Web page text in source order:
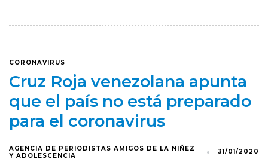
CORONAVIRUS
Cruz Roja venezolana apunta
que el país no está preparado
para el coronavirus
AGENCIA DE PERIODISTAS AMIGOS DE LA NIÑEZ
Y ADOLESCENCIA
31/01/2020